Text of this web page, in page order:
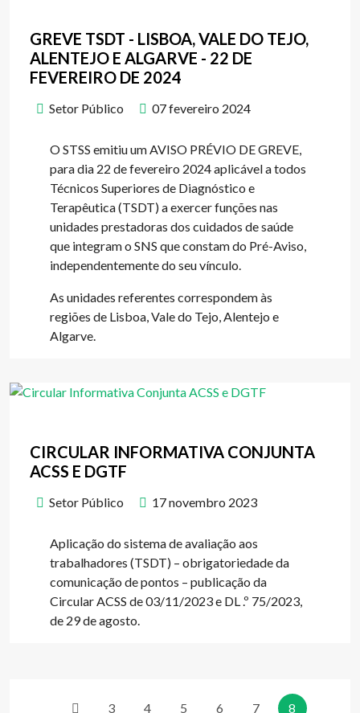
GREVE TSDT - LISBOA, VALE DO TEJO,
ALENTEJO E ALGARVE - 22 DE
FEVEREIRO DE 2024
Setor Público 07 fevereiro 2024
O STSS emitiu um AVISO PRÉVIO DE GREVE,
para dia 22 de fevereiro 2024 aplicável a todos
Técnicos Superiores de Diagnóstico e
Terapêutica (TSDT) a exercer funções nas
unidades prestadoras dos cuidados de saúde
que integram o SNS que constam do Pré-Aviso,
independentemente do seu vínculo.
As unidades referentes correspondem às
regiões de Lisboa, Vale do Tejo, Alentejo e
Algarve.
CIRCULAR INFORMATIVA CONJUNTA
ACSS E DGTF
Setor Público 17 novembro 2023
Aplicação do sistema de avaliação aos
trabalhadores (TSDT) – obrigatoriedade da
comunicação de pontos – publicação da
Circular ACSS de 03/11/2023 e DL .º 75/2023,
de 29 de agosto.
3 4 5 6 7 8